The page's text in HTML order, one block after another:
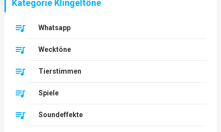
Kategorie Klingeltöne
Whatsapp
Wecktöne
Tierstimmen
Spiele
Soundeffekte